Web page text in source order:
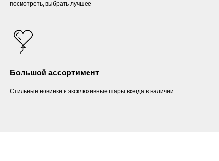
посмотреть, выбрать лучшее
Большой ассортимент
Стильные новинки и эксклюзивные шары всегда в наличии